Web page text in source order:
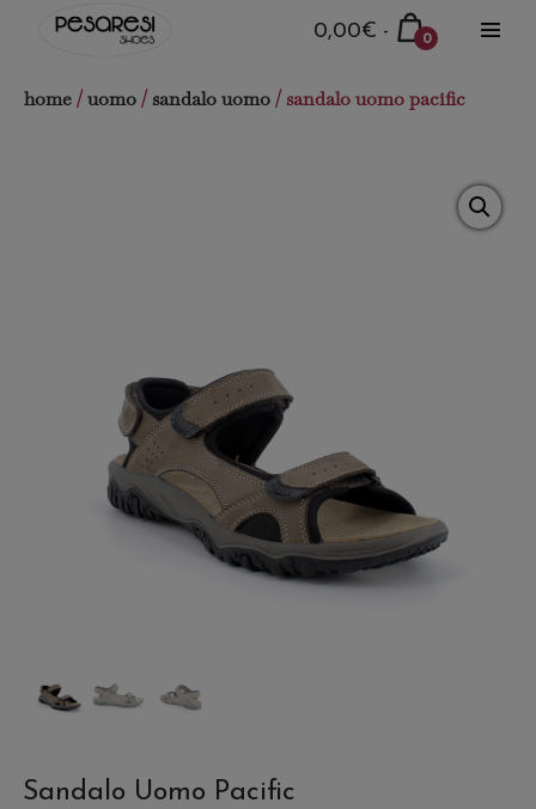
Carrello
spesa
0,00€ -
0
carrello
home/uomo/ sandalo uomo/ sandalo uomo pacific
Sandalo Uomo Pacific